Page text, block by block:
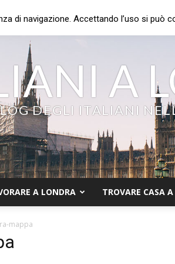
A
DEGLI ITALIANI
A LONDRA TROVARE CASA
mappa
di navigazione. Accettando l’uso si può